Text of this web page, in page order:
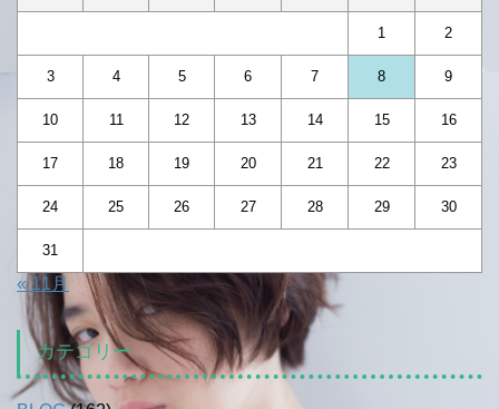
1 2
3 4 5 6 7 8 9
10 11 12 13 14 15 16
17 18 19 20 21 22 23
24 25 26 27 28 29 30
31
« 11月
カテゴリー